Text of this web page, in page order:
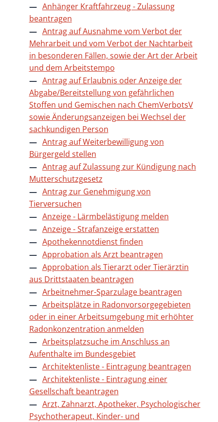
Anhänger Kraftfahrzeug - Zulassung
beantragen
Antrag auf Ausnahme vom Verbot der
Mehrarbeit und vom Verbot der Nachtarbeit
in besonderen Fällen, sowie der Art der Arbeit
und dem Arbeitstempo
Antrag auf Erlaubnis oder Anzeige der
Abgabe/Bereitstellung von gefährlichen
Stoffen und Gemischen nach ChemVerbotsV
sowie Änderungsanzeigen bei Wechsel der
sachkundigen Person
Antrag auf Weiterbewilligung von
Bürgergeld stellen
Antrag auf Zulassung zur Kündigung nach
Mutterschutzgesetz
Antrag zur Genehmigung von
Tierversuchen
Anzeige - Lärmbelästigung melden
Anzeige - Strafanzeige erstatten
Apothekennotdienst finden
Approbation als Arzt beantragen
Approbation als Tierarzt oder Tierärztin
aus Drittstaaten beantragen
Arbeitnehmer-Sparzulage beantragen
Arbeitsplätze in Radonvorsorgegebieten
oder in einer Arbeitsumgebung mit erhöhter
Radonkonzentration anmelden
Arbeitsplatzsuche im Anschluss an
Aufenthalte im Bundesgebiet
Architektenliste - Eintragung beantragen
Architektenliste - Eintragung einer
Gesellschaft beantragen
Arzt, Zahnarzt, Apotheker, Psychologischer
Psychotherapeut, Kinder- und